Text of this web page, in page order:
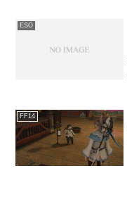
ESO
FF14